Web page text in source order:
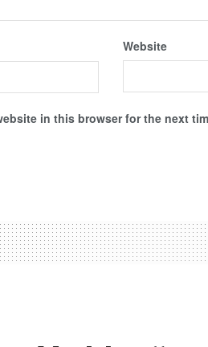
Website
in this browser for the next